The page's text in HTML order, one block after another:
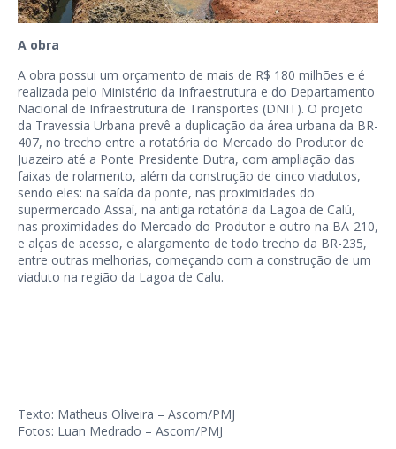
A obra
A obra possui um orçamento de mais de R$ 180 milhões e é
realizada pelo Ministério da Infraestrutura e do Departamento
Nacional de Infraestrutura de Transportes (DNIT). O projeto
da Travessia Urbana prevê a duplicação da área urbana da BR-
407, no trecho entre a rotatória do Mercado do Produtor de
Juazeiro até a Ponte Presidente Dutra, com ampliação das
faixas de rolamento, além da construção de cinco viadutos,
sendo eles: na saída da ponte, nas proximidades do
supermercado Assaí, na antiga rotatória da Lagoa de Calú,
nas proximidades do Mercado do Produtor e outro na BA-210,
e alças de acesso, e alargamento de todo trecho da BR-235,
entre outras melhorias, começando com a construção de um
viaduto na região da Lagoa de Calu.
—
Texto: Matheus Oliveira – Ascom/PMJ
Fotos: Luan Medrado – Ascom/PMJ